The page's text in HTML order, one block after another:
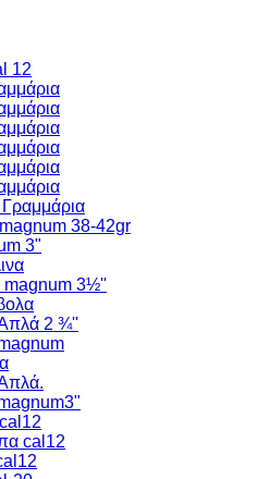
12
38-42gr
3"
magnum 3½''
2 ¾''
cal12